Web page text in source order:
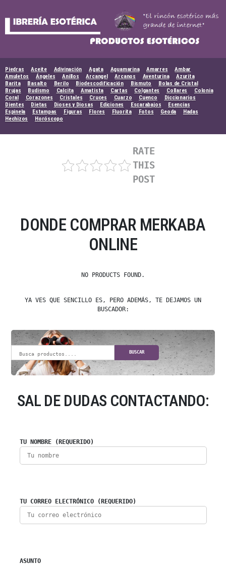
Piedras Aceite Adivinación Agata Aguamarina Amarres
Ambar
Amuletos
Ángeles Anillos Arcangel Arcanos Aventurina
Azurita
Barita
Basalto Berilo Biodescodificación Bismuto
Bolas de Cristal
Brujas
Budismo Calcita Amatista Cartas Colgantes Collares
Colonia
Coral
Corazones Cristales Cruces Cuarzo Cuenco
Diccionarios
Dientes
Dietas Dioses y Diosas Ediciones Escarabajos
Esencias
Espinela
Estampas Figuras Flores Fluorita Fotos Geoda
Hadas
Hechizos
Horóscopo
RATE
THIS
POST
DONDE COMPRAR MERKABA
ONLINE
NO PRODUCTS FOUND.
YA VES QUE SENCILLO ES, PERO ADEMÁS, TE DEJAMOS UN
BUSCADOR:
BUSCAR
SAL DE DUDAS CONTACTANDO:
TU NOMBRE (REQUERIDO)
TU CORREO ELECTRÓNICO (REQUERIDO)
ASUNTO